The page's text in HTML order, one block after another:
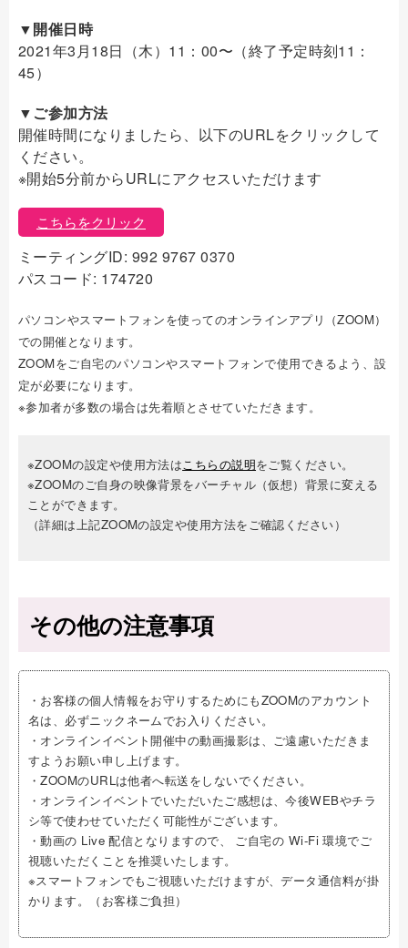
▼開催日時
2021年3月18日（木）11：00〜（終了予定時刻11：
45）
▼ご参加方法
開催時間になりましたら、以下のURLをクリックして
ください。
※開始5分前からURLにアクセスいただけます
こちらをクリック
ミーティングID: 992 9767 0370
パスコード: 174720
パソコンやスマートフォンを使ってのオンラインアプリ（ZOOM）
での開催となります。
ZOOMをご自宅のパソコンやスマートフォンで使用できるよう、設
定が必要になります。
※参加者が多数の場合は先着順とさせていただきます。
※ZOOMの設定や使用方法はこちらの説明をご覧ください。
※ZOOMのご自身の映像背景をバーチャル（仮想）背景に変える
ことができます。
（詳細は上記ZOOMの設定や使用方法をご確認ください）
その他の注意事項
・お客様の個人情報をお守りするためにもZOOMのアカウント
名は、必ずニックネームでお入りください。
・オンラインイベント開催中の動画撮影は、ご遠慮いただきま
すようお願い申し上げます。
・ZOOMのURLは他者へ転送をしないでください。
・オンラインイベントでいただいたご感想は、今後WEBやチラ
シ等で使わせていただく可能性がございます。
・動画の Live 配信となりますので、 ご自宅の Wi-Fi 環境でご
視聴いただくことを推奨いたします。
※スマートフォンでもご視聴いただけますが、データ通信料が掛
かります。（お客様ご負担）